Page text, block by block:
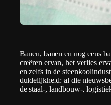
Banen, banen en nog eens
creëren ervan, het verlies
en zelfs in de
duidelijkheid: al die
de staal-, landbouw-,